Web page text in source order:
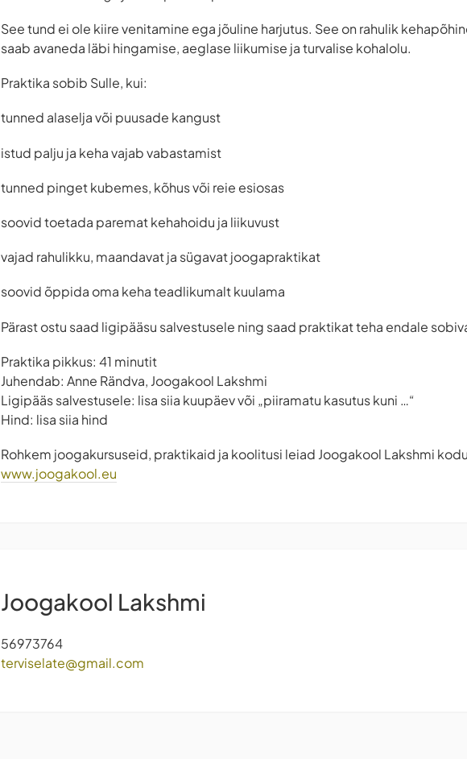
See tund ei ole kiire venitamine ega jõuline harjutus. See on rahulik
saab avaneda läbi hingamise, aeglase liikumise ja turvalise kohalolu.
Praktika sobib Sulle, kui:
tunned alaselja või puusade kangust
istud palju ja keha vajab vabastamist
tunned pinget kubemes, kõhus või reie esiosas
soovid toetada paremat kehahoidu ja liikuvust
vajad rahulikku, maandavat ja sügavat joogapraktikat
soovid õppida oma keha teadlikumalt kuulama
Pärast ostu saad ligipääsu salvestusele ning saad praktikat teha endale
Praktika pikkus: 41 minutit
Juhendab: Anne Rändva, Joogakool Lakshmi
Ligipääs salvestusele: lisa siia kuupäev või „piiramatu kasutus kuni …“
Hind: lisa siia hind
Rohkem joogakursuseid, praktikaid ja koolitusi leiad Joogakool Lakshmi
www.joogakool.eu
Joogakool Lakshmi
56973764
terviselate@gmail.com